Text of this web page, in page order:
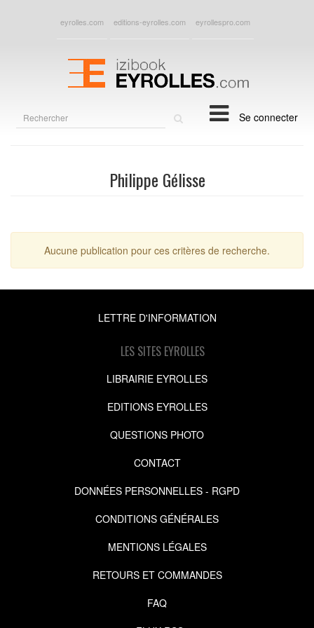
eyrolles.com editions-eyrolles.com eyrollespro.com
Se connecter
Philippe Gélisse
Aucune publication pour ces critères de recherche.
LETTRE D'INFORMATION
LES SITES EYROLLES
LIBRAIRIE EYROLLES
EDITIONS EYROLLES
QUESTIONS PHOTO
CONTACT
DONNÉES PERSONNELLES - RGPD
CONDITIONS GÉNÉRALES
MENTIONS LÉGALES
RETOURS ET COMMANDES
FAQ